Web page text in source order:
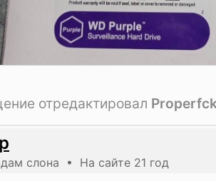
отредактировал
слона • На сайте 21 год